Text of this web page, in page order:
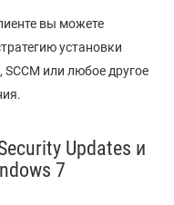
вы можете
установки
SCCM или любое другое
Updates и
7